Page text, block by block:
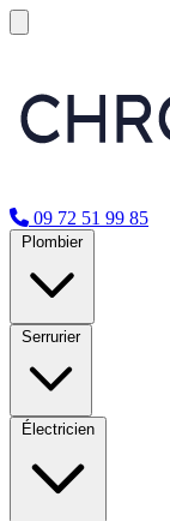
09 72 51 99 85
Plombier
Serrurier
Électricien